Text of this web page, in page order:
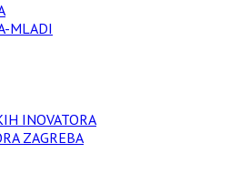
MLADI
INOVATORA
ZAGREBA